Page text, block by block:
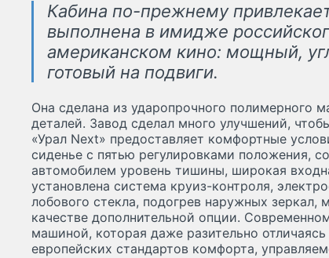
Кабина по-прежнему
выполнена в имидже
американском кино: мощный,
готовый на подвиги.
Она сделана из ударопрочного полимерного
деталей. Завод сделал много улучшений,
«Урал Next» предоставляет комфортные
сиденье с пятью регулировками положения,
автомобилем уровень тишины, широкая
установлена система круиз-контроля,
лобового стекла, подогрев наружных зеркал,
качестве дополнительной опции.
машиной, которая даже разительно
европейских стандартов комфорта,